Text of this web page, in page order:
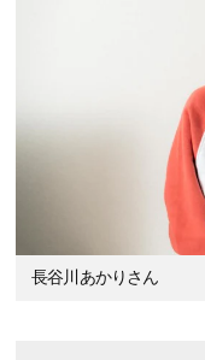
長谷川あかりさん